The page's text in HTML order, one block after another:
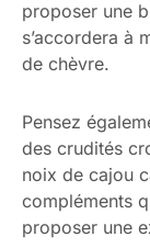
proposer une
s’accordera à
de chèvre.
Pensez
des crudités
noix de cajou
compléments
proposer une